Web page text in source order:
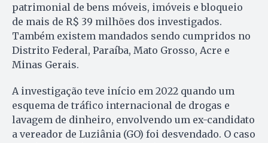
patrimonial de bens móveis, imóveis e bloqueio
de mais de R$ 39 milhões dos investigados.
Também existem mandados sendo cumpridos no
Distrito Federal, Paraíba, Mato Grosso, Acre e
Minas Gerais.
A investigação teve início em 2022 quando um
esquema de tráfico internacional de drogas e
lavagem de dinheiro, envolvendo um ex-candidato
a vereador de Luziânia (GO) foi desvendado. O caso